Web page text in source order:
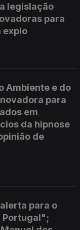
legislação
para
explo
Ambiente e do
para
em
da hipnose
de
para o
Portugal";